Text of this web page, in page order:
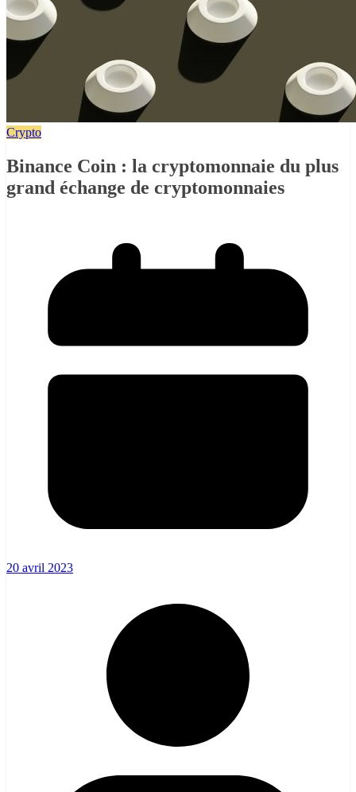
Crypto
Binance Coin : la cryptomonnaie du plus
grand échange de cryptomonnaies
20 avril 2023